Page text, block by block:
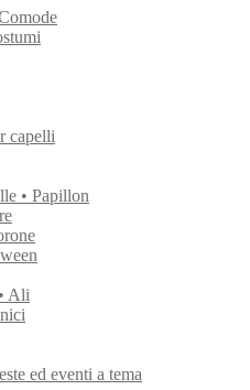
capelli
• Papillon
Ali
ed eventi a tema